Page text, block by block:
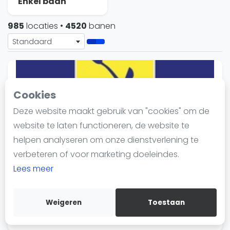
Cookies
Deze website maakt gebruik van "cookies" om de
website te laten functioneren, de website te
helpen analyseren om onze dienstverlening te
verbeteren of voor marketing doeleindes.
Lees meer
Weigeren Toestaan
Nieuws
Vragen over padel
Padelgear
Informatie
Over ons
Contact
Adverteren
Insights
WhatsApp
Join WhatsApp Community
985 locaties • 4520 banen
Standaard
Veenendaal
- 3 verwacht